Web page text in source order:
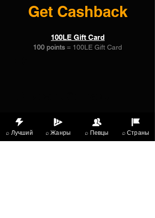
100LE Gift Card
100 баллов = Скидка 100% на
100 points= 100LE Gift Card
100LE Gift Card
Get Cashback
⌕ Лучший ⌕ Жанры ⌕ Певцы ⌕ Страны